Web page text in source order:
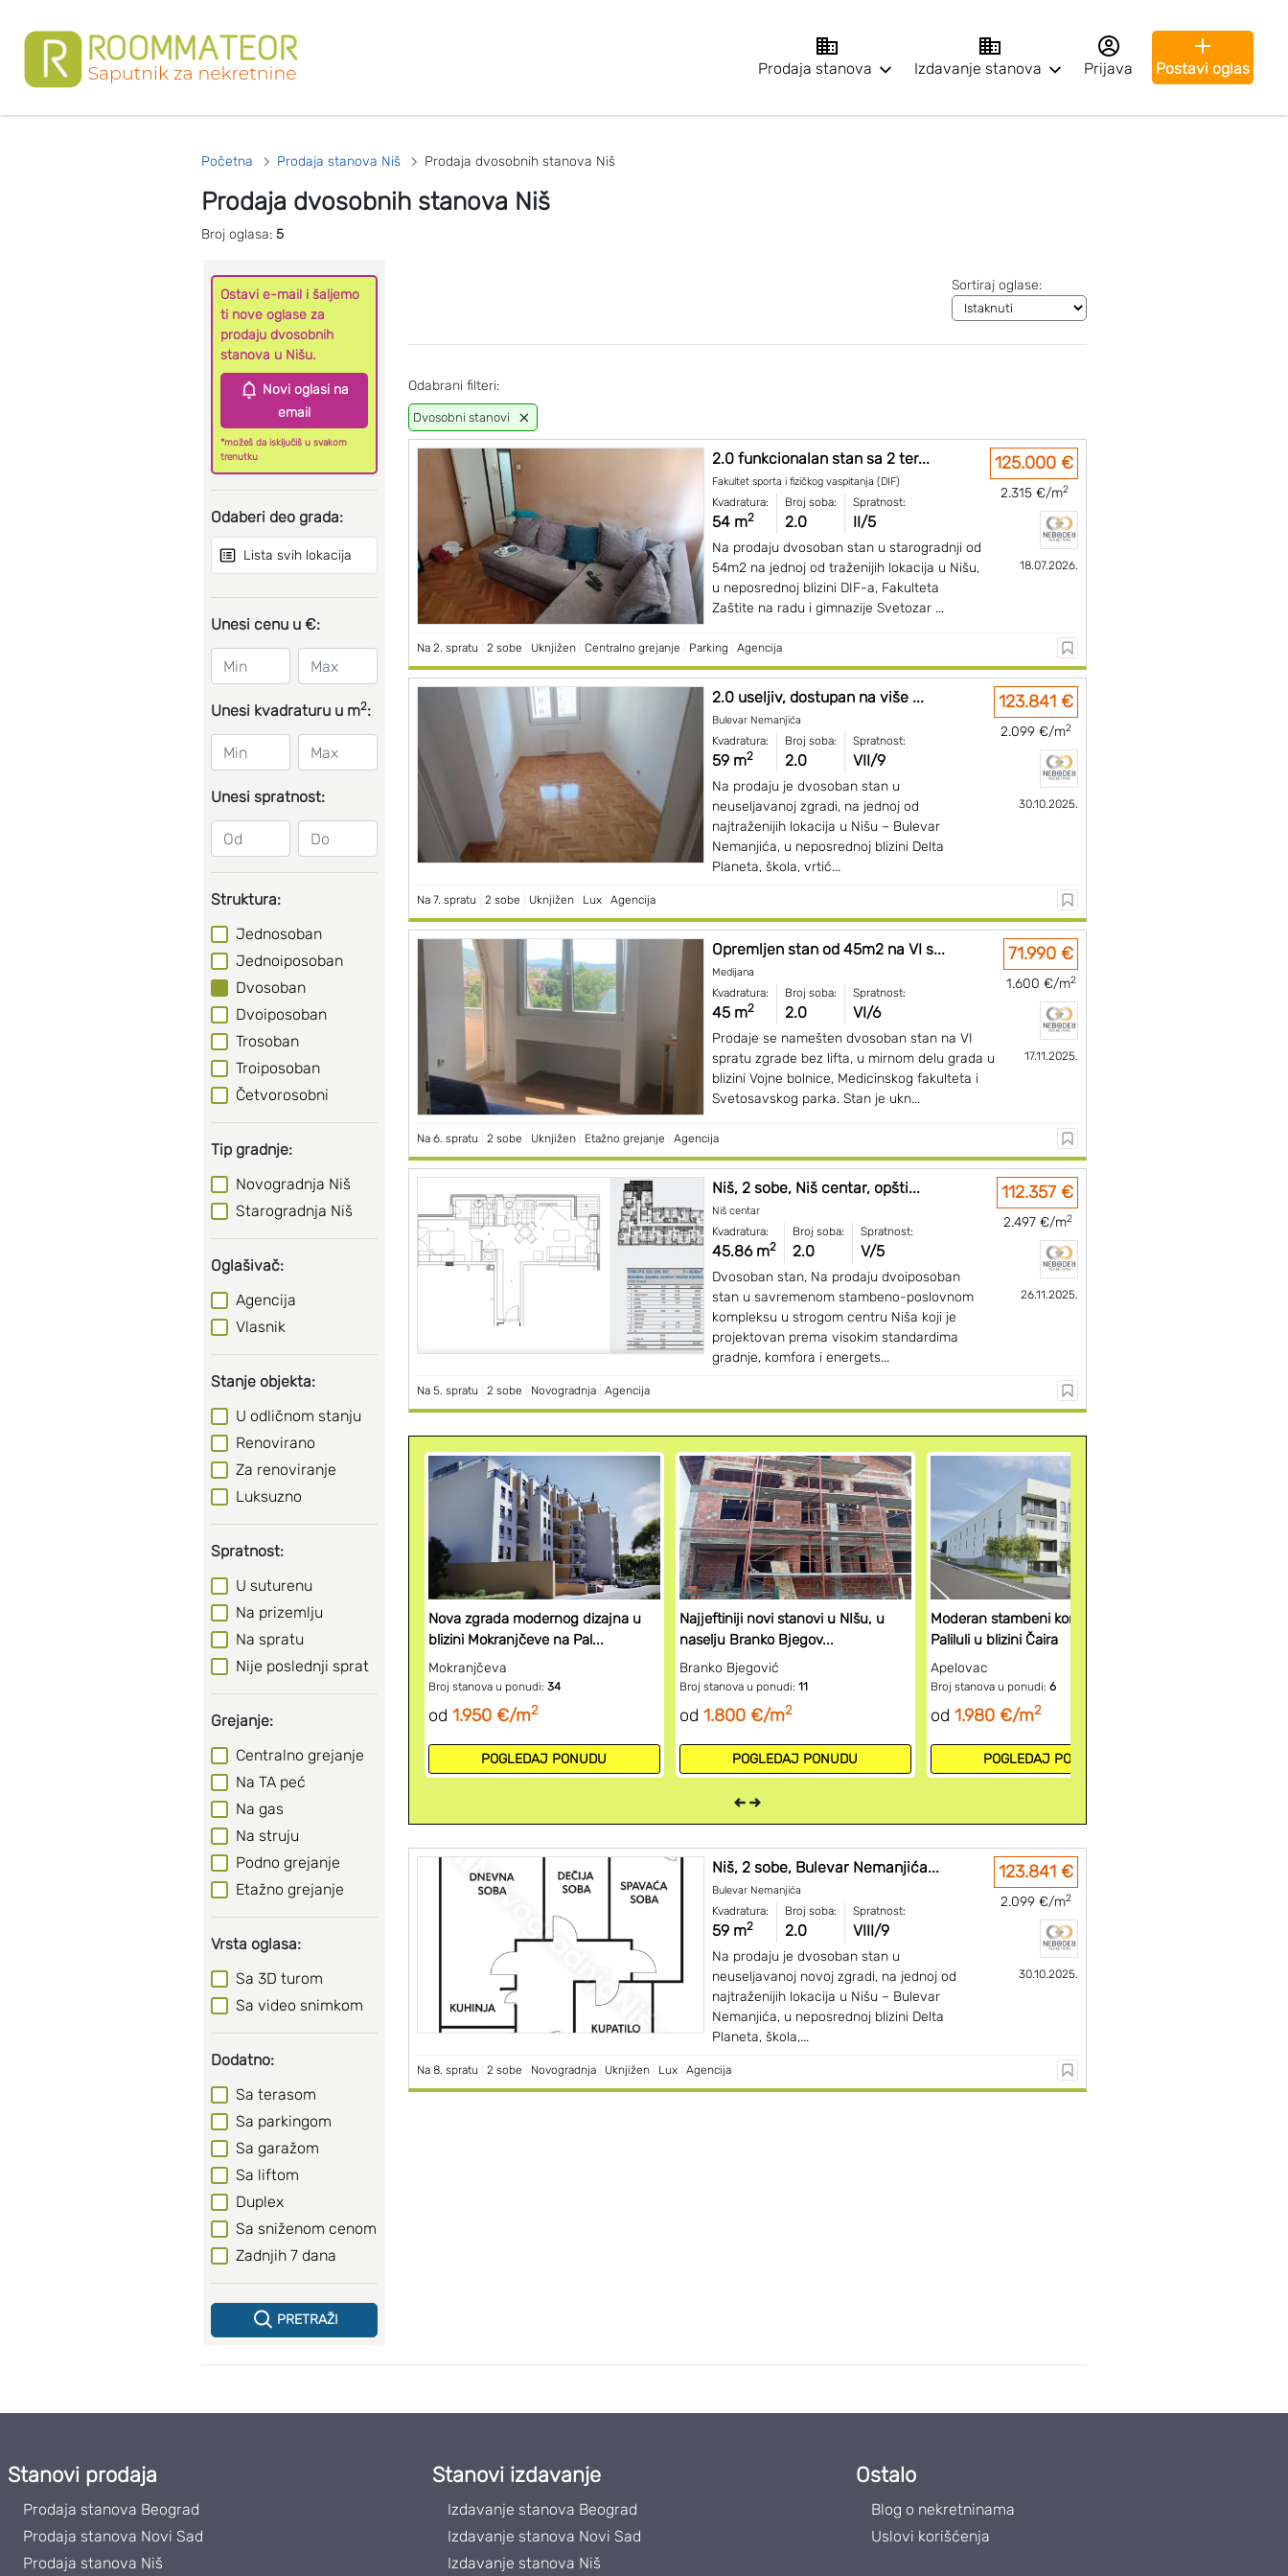
Prodaja stanova Izdavanje stanova Prijava Postavi oglas
Početna Prodaja stanova Niš Prodaja dvosobnih stanova Niš
Prodaja dvosobnih stanova Niš
Broj oglasa: 5
Ostavi e-mail i šaljemo
ti nove oglase za
prodaju dvosobnih
stanova u Nišu.
Novi oglasi na
email
*možeš da isključiš u svakom
trenutku
Odaberi deo grada:
Lista svih lokacija
Unesi cenu u €:
Unesi kvadraturu u m2:
Unesi spratnost:
Struktura:
Jednosoban
Jednoiposoban
Dvosoban
Dvoiposoban
Trosoban
Troiposoban
Četvorosobni
Tip gradnje:
Novogradnja Niš
Starogradnja Niš
Oglašivač:
Agencija
Vlasnik
Stanje objekta:
U odličnom stanju
Renovirano
Za renoviranje
Luksuzno
Spratnost:
U suturenu
Na prizemlju
Na spratu
Nije poslednji sprat
Grejanje:
Centralno grejanje
Na TA peć
Na gas
Na struju
Podno grejanje
Etažno grejanje
Vrsta oglasa:
Sa 3D turom
Sa video snimkom
Dodatno:
Sa terasom
Sa parkingom
Sa garažom
Sa liftom
Duplex
Sa sniženom cenom
Zadnjih 7 dana
PRETRAŽI
Sortiraj oglase:
Odabrani filteri:
Dvosobni stanovi
2.0 funkcionalan stan sa 2 ter...
Fakultet sporta i fizičkog vaspitanja (DIF)
Kvadratura:
54 m2
Broj soba:
2.0
Spratnost:
II/5
Na prodaju dvosoban stan u starogradnji od
54m2 na jednoj od traženijih lokacija u Nišu,
u neposrednoj blizini DIF-a, Fakulteta
Zaštite na radu i gimnazije Svetozar ...
125.000 €
2.315 €/m2
18.07.2026.
Na 2. spratu 2 sobe Uknjižen Centralno grejanje Parking Agencija
2.0 useljiv, dostupan na više ...
Bulevar Nemanjića
Kvadratura:
59 m2
Broj soba:
2.0
Spratnost:
VII/9
Na prodaju je dvosoban stan u
neuseljavanoj zgradi, na jednoj od
najtraženijih lokacija u Nišu – Bulevar
Nemanjića, u neposrednoj blizini Delta
Planeta, škola, vrtić...
123.841 €
2.099 €/m2
30.10.2025.
Na 7. spratu 2 sobe Uknjižen Lux Agencija
Opremljen stan od 45m2 na VI s...
Medijana
Kvadratura:
45 m2
Broj soba:
2.0
Spratnost:
VI/6
Prodaje se namešten dvosoban stan na VI
spratu zgrade bez lifta, u mirnom delu grada u
blizini Vojne bolnice, Medicinskog fakulteta i
Svetosavskog parka. Stan je ukn...
71.990 €
1.600 €/m2
17.11.2025.
Na 6. spratu 2 sobe Uknjižen Etažno grejanje Agencija
Niš, 2 sobe, Niš centar, opšti...
Niš centar
Kvadratura:
45.86 m2
Broj soba:
2.0
Spratnost:
V/5
Dvosoban stan, Na prodaju dvoiposoban
stan u savremenom stambeno-poslovnom
kompleksu u strogom centru Niša koji je
projektovan prema visokim standardima
gradnje, komfora i energets...
112.357 €
2.497 €/m2
26.11.2025.
Na 5. spratu 2 sobe Novogradnja Agencija
Nova zgrada modernog dizajna u
blizini Mokranjčeve na Pal...
Mokranjčeva
Broj stanova u ponudi: 34
od 1.950 €/m2
POGLEDAJ PONUDU
Najjeftiniji novi stanovi u NIšu, u
naselju Branko Bjegov...
Branko Bjegović
Broj stanova u ponudi: 11
od 1.800 €/m2
POGLEDAJ PONUDU
Moderan stambeni kompleks na
Paliluli u blizini Čaira
Apelovac
Broj stanova u ponudi: 6
od 1.980 €/m2
POGLEDAJ PONUDU
Niš, 2 sobe, Bulevar Nemanjića...
Bulevar Nemanjića
Kvadratura:
59 m2
Broj soba:
2.0
Spratnost:
VIII/9
Na prodaju je dvosoban stan u
neuseljavanoj novoj zgradi, na jednoj od
najtraženijih lokacija u Nišu – Bulevar
Nemanjića, u neposrednoj blizini Delta
Planeta, škola,...
123.841 €
2.099 €/m2
30.10.2025.
Na 8. spratu 2 sobe Novogradnja Uknjižen Lux Agencija
Stanovi prodaja
Prodaja stanova Beograd
Prodaja stanova Novi Sad
Prodaja stanova Niš
Stanovi izdavanje
Izdavanje stanova Beograd
Izdavanje stanova Novi Sad
Izdavanje stanova Niš
Ostalo
Blog o nekretninama
Uslovi korišćenja